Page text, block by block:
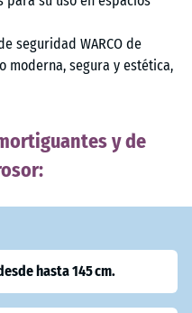
seguridad WARCO de
moderna, segura y estética,
y de
hasta 145 cm.